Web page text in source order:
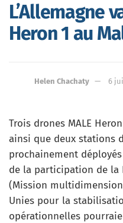
L’Allemagne
Heron 1 au
Helen Chachaty 6
Trois drones MALE
ainsi que deux stations
prochainement
de la participation de la
(Mission
Unies pour la
opérationnelles